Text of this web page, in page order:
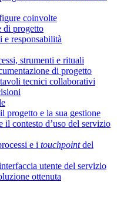
coinvolte
di progetto
responsabilità
strumenti e rituali
di progetto
tecnici collaborativi
progetto e la sua gestione
il contesto d’uso del servizio
e i touchpointdel
utente del servizio
ottenuta